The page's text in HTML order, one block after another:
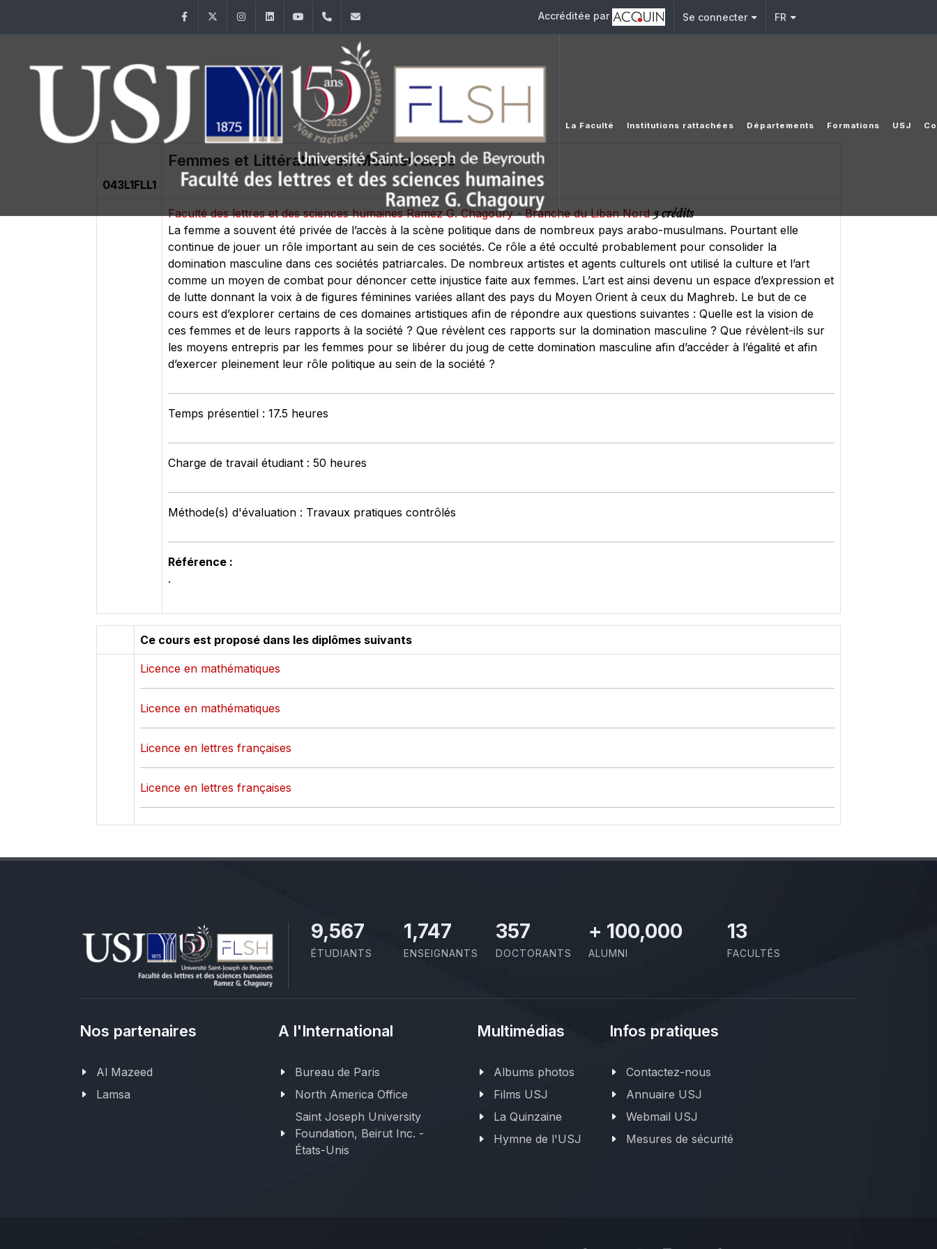
FacebookTwitter InstagramLinkedInYouTube+961 (1) 421 000 Accréditée par Se connecter FR
La Faculté Institutions rattachées Départements Formations USJ
043L1FLL1
Femmes et Littérature en Méditerranée
Faculté des lettres et des sciences humaines Ramez G. Chagoury - Branche du Liban Nord3 crédits
La femme a souvent été privée de l’accès à la scène politique dans de nombreux pays arabo-musulmans. Pourtant elle
continue de jouer un rôle important au sein de ces sociétés. Ce rôle a été occulté probablement pour consolider la
domination masculine dans ces sociétés patriarcales. De nombreux artistes et agents culturels ont utilisé la culture et l’art
comme un moyen de combat pour dénoncer cette injustice faite aux femmes. L’art est ainsi devenu un espace d’expression et
de lutte donnant la voix à de figures féminines variées allant des pays du Moyen Orient à ceux du Maghreb. Le but de ce
cours est d’explorer certains de ces domaines artistiques afin de répondre aux questions suivantes : Quelle est la vision de
ces femmes et de leurs rapports à la société ? Que révèlent ces rapports sur la domination masculine ? Que révèlent-ils sur
les moyens entrepris par les femmes pour se libérer du joug de cette domination masculine afin d’accéder à l’égalité et afin
d’exercer pleinement leur rôle politique au sein de la société ?
Temps présentiel : 17.5 heures
Charge de travail étudiant : 50 heures
Méthode(s) d'évaluation : Travaux pratiques contrôlés
Référence :
.
Ce cours est proposé dans les diplômes suivants
Licence en mathématiques
Licence en mathématiques
Licence en lettres françaises
Licence en lettres françaises
11,110
ÉTUDIANTS
2,029
ENSEIGNANTS
414
DOCTORANTS
+ 100,000
ALUMNI
13
FACULTÉS
Nos partenaires
Al Mazeed
Lamsa
A l'International
Bureau de Paris
North America Office
Saint Joseph University
Foundation, Beirut Inc. -
États-Unis
Multimédias
Albums photos
Films USJ
La Quinzaine
Hymne de l'USJ
Infos pratiques
Contactez-nous
Annuaire USJ
Webmail USJ
Mesures de sécurité